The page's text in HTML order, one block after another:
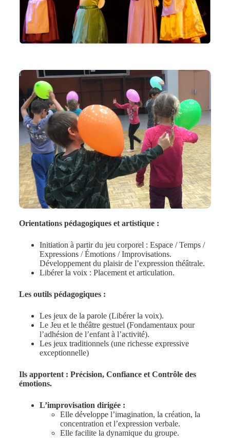
Orientations pédagogiques et artistique :
Initiation à partir du jeu corporel : Espace / Temps /
Expressions / Émotions / Improvisations.
Développement du plaisir de l’expression théâtrale.
Libérer la voix : Placement et articulation.
Les outils pédagogiques :
Les jeux de la parole (Libérer la voix).
Le Jeu et le théâtre gestuel (Fondamentaux pour
l’adhésion de l’enfant à l’activité).
Les jeux traditionnels (une richesse expressive
exceptionnelle)
Ils apportent : Précision, Confiance et Contrôle des
émotions.
L’improvisation dirigée :
Elle développe l’imagination, la création, la
concentration et l’expression verbale.
Elle facilite la dynamique du groupe.